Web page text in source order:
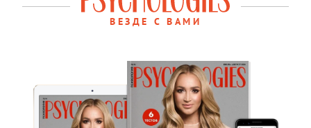
ВЕЗДЕ С ВАМИ